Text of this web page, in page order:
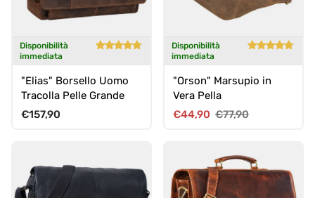
Disponibilità
immediata
"Elias" Borsello Uomo
Tracolla Pelle Grande
Prezzo normale
€157,90
Disponibilità
immediata
"Orson" Marsupio in
Vera Pella
Prezzo di vendita
€44,90 Prezzo normale
€77,90